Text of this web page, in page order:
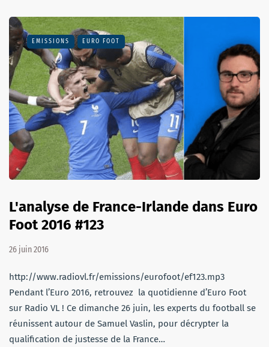
EMISSIONS EURO FOOT
L'analyse de France-Irlande dans Euro
Foot 2016 #123
26 juin 2016
http://www.radiovl.fr/emissions/eurofoot/ef123.mp3
Pendant l’Euro 2016, retrouvez la quotidienne d’Euro Foot
sur Radio VL ! Ce dimanche 26 juin, les experts du football se
réunissent autour de Samuel Vaslin, pour décrypter la
qualification de justesse de la France…